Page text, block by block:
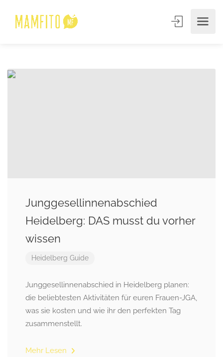
Junggesellinnenabschied
Heidelberg: DAS musst du vorher
wissen
Heidelberg Guide
Junggesellinnenabschied in Heidelberg planen:
die beliebtesten Aktivitäten für euren Frauen-JGA,
was sie kosten und wie ihr den perfekten Tag
zusammenstellt.
Mehr Lesen